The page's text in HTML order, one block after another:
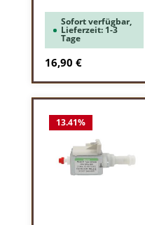
Sofort verfügbar,
Lieferzeit: 1-3
Tage
Regulärer Preis:
16,90 €
13.41%